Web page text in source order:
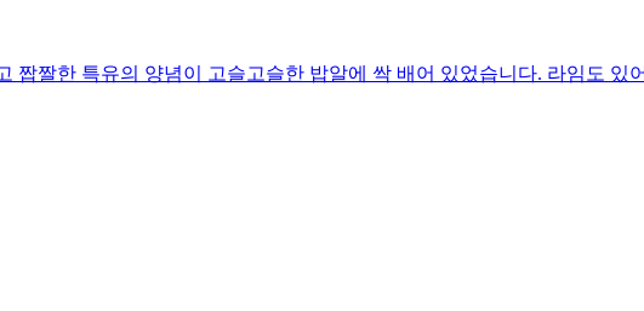
짭짤한 특유의 양념이 고슬고슬한 밥알에 싹 배어 있었습니다. 라임도 있